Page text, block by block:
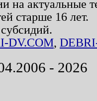
на актуальные
старше 16 лет.
DV.COM,
- 2026